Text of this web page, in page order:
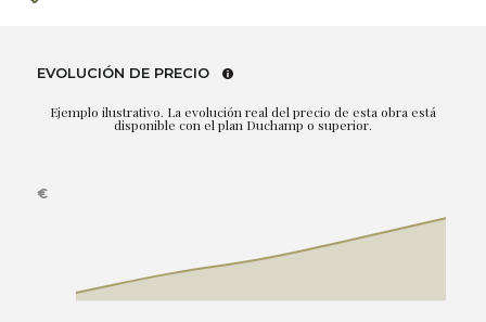
EVOLUCIÓN DE PRECIO
Ejemplo ilustrativo. La evolución real del precio de esta obra está
disponible con el plan Duchamp o superior.